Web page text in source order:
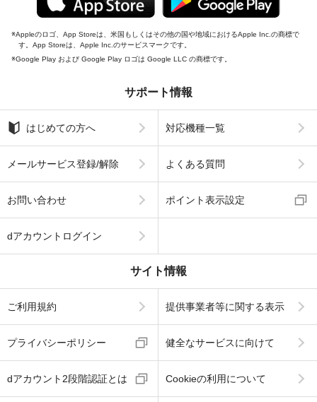
Appleのロゴ、App Storeは、米国もしくはその他の国や地域におけるApple Inc.の商標で
す。App Storeは、Apple Inc.のサービスマークです。
Google Play および Google Play ロゴは Google LLC の商標です。
サポート情報
はじめての方へ 対応機種一覧
メールサービス登録/解除 よくある質問
お問い合わせ ポイント表示設定
dアカウントログイン
サイト情報
ご利用規約 提供事業者等に関する表示
プライバシーポリシー 健全なサービスに向けて
dアカウント2段階認証とは Cookieの利用について